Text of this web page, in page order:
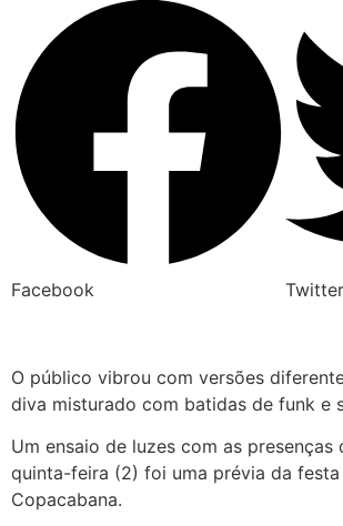
Facebook
Twitter
O público vibrou com versões
diva misturado com batidas de funk e
Um ensaio de luzes com as
quinta-feira (2) foi uma prévia da
Copacabana.